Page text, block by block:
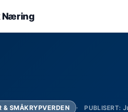
Næring
& SMÅKRYPVERDEN PUBLISERT: